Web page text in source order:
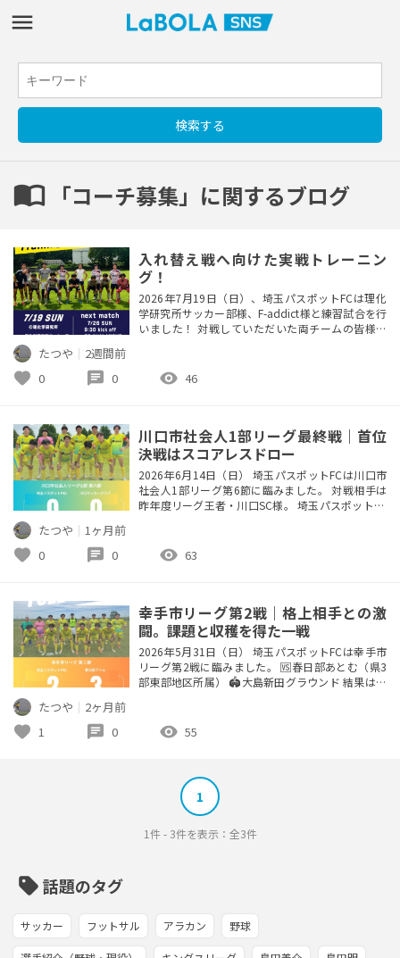
import_contacts 「コーチ募集」に関するブログ
入れ替え戦へ向けた実戦トレーニン
グ！
2026年7月19日（日）、埼玉パスポットFCは理化
学研究所サッカー部様、F-addict様と練習試合を行
いました！ 対戦していただいた両チームの皆様、
施。 県リーグ昇格を懸けた入れ替え戦が近づく
中、チームとして実戦の中で確認したいことをテー
たつや ｜ 2週間前
favorite 0 chat 0 visibility 46
川口市社会人1部リーグ最終戦｜首位
決戦はスコアレスドロー
2026年6月14日（日） 埼玉パスポットFCは川口市
社会人1部リーグ第6節に臨みました。 対戦相手は
昨年度リーグ王者・川口SC様。 埼玉パスポットFC
果】 🆚川口SC（昨年度1位） 🏟️青木町公園 ▲0-0
ここまで無敗でリーグ戦を戦い抜き、首位で迎えた
たつや ｜ 1ヶ月前
favorite 0 chat 0 visibility 63
幸手市リーグ第2戦｜格上相手との激
闘。課題と収穫を得た一戦
2026年5月31日（日） 埼玉パスポットFCは幸手市
リーグ第2戦に臨みました。 🆚春日部あとむ（県3
部東部地区所属） 🏟️大島新田グラウンド 結果は、
は県3部東部地区に所属する格上チーム。 試合前か
ら厳しい戦いになることは予想していましたが、実
たつや ｜ 2ヶ月前
favorite 1 chat 0 visibility 55
1
1件 - 3件を表示：全3件
sell話題のタグ
サッカー フットサル アラカン 野球